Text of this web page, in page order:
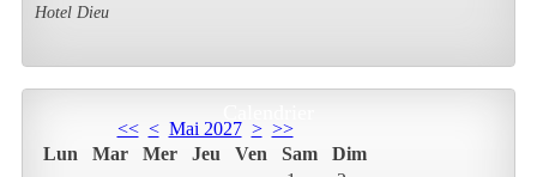
Hotel Dieu
<< < Mai 2027 > >>
Lun
Mar Mer Jeu Ven Sam
Dim